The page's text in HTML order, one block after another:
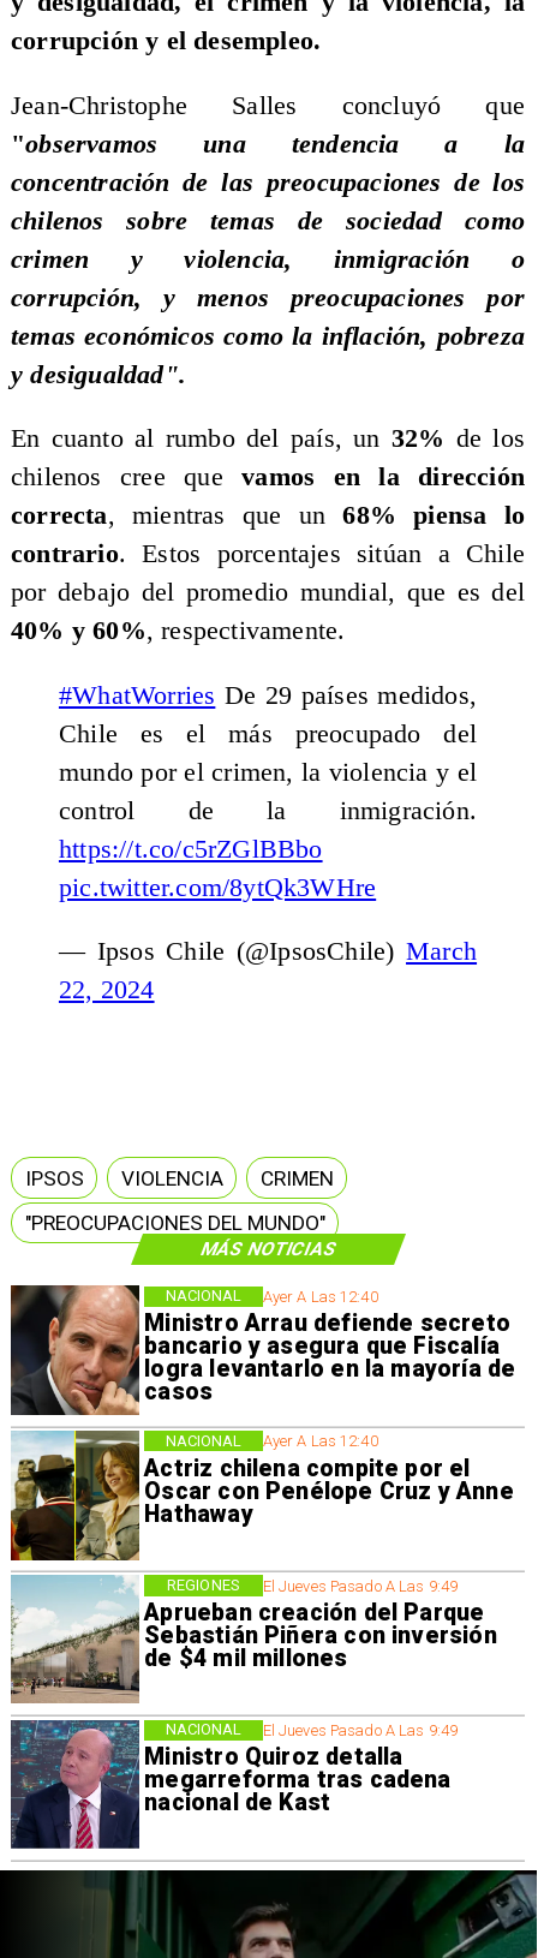
MÁS NOTICIAS
Ayer A Las 12:40
Ministro Arrau defiende secreto
bancario y asegura que Fiscalía
logra levantarlo en la mayoría de
casos
NACIONAL
Ayer A Las 12:40
Actriz chilena compite por el
Oscar con Penélope Cruz y Anne
Hathaway
NACIONAL
El Jueves Pasado A Las 9:49
Aprueban creación del Parque
Sebastián Piñera con inversión
de $4 mil millones
REGIONES
El Jueves Pasado A Las 9:49
Ministro Quiroz detalla
megarreforma tras cadena
nacional de Kast
NACIONAL
corrupción y el desempleo.
​Jean-Christophe Salles concluyó que
"observamos una tendencia a la
concentración de las preocupaciones de los
chilenos sobre temas de sociedad como
crimen y violencia, inmigración o
corrupción, y menos preocupaciones por
temas económicos como la inflación, pobreza
y desigualdad".
​En cuanto al rumbo del país, un 32% de los
chilenos cree que vamos en la dirección
correcta, mientras que un68%
piensa lo
contrario. Estos porcentajes sitúan a Chile
por debajo del promedio mundial, que es del
40% y 60%, respectivamente.
#WhatWorries De 29 países medidos,
Chile es el más preocupado del
mundo por el crimen, la violencia y el
control de la inmigración.
https://t.co/c5rZGlBBbo
pic.twitter.com/8ytQk3WHre
— Ipsos Chile (@IpsosChile)March
22, 2024
IPSOS VIOLENCIA
CRIMEN
"PREOCUPACIONES DEL MUNDO"